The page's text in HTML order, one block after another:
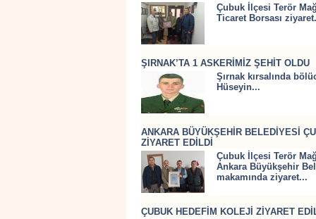
Çubuk İlçesi Terör
Ticaret Borsası
ŞIRNAK’TA 1 ASKERİMİZ ŞEHİT OLDU
Şırnak kırsalında
Hüseyin...
ANKARA BÜYÜKŞEHİR BELEDİYESİ
ZİYARET EDİLDİ
Çubuk İlçesi Terör
Ankara Büyükşehir
makamında ziyaret...
ÇUBUK HEDEFİM KOLEJİ ZİYARET